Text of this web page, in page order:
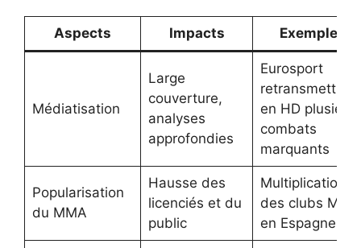
Aspects Impacts Exemples
Médiatisation
Large
couverture,
analyses
approfondies
Eurosport
retransmettra
en HD
combats
marquants
Popularisation
du MMA
Hausse des
licenciés et du
public
Multiplication
des clubs MMA
en Espagne